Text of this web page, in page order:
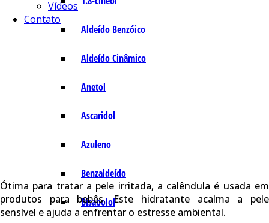
Aldeído Benzóico
Aldeído Cinâmico
Anetol
Ascaridol
Azuleno
Benzaldeído
Bisabolol
Vídeos
Contato
Ótima para tratar a pele irritada, a calêndula é usada em
produtos para bebês. Este hidratante acalma a pele
sensível e ajuda a enfrentar o estresse ambiental.